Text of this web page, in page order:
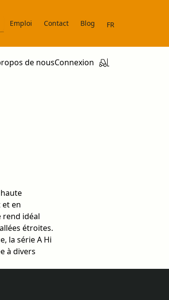
Emploi Contact Blog FR
de nousConnexion
en
rend idéal
étroites.
la série A Hi
à divers